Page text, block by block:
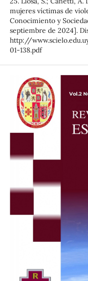
mujeres víctimas de
Conocimiento y
septiembre de 2024].
http://
01-138.pdf